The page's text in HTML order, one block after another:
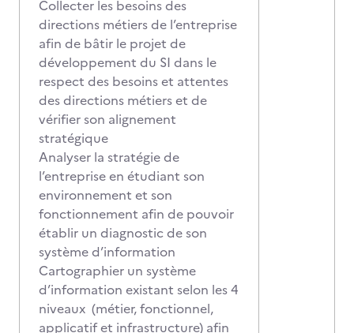
Collecter les besoins des
directions métiers de l’entreprise
afin de bâtir le projet de
développement du SI dans le
respect des besoins et attentes
des directions métiers et de
vérifier son alignement
stratégique
Analyser la stratégie de
l’entreprise en étudiant son
environnement et son
fonctionnement afin de pouvoir
établir un diagnostic de son
système d’information
Cartographier un système
d’information existant selon les 4
niveaux (métier, fonctionnel,
applicatif et infrastructure) afin